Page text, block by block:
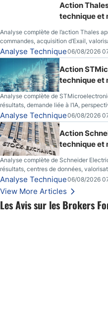
Les Avis sur les Brokers
Action
technique et
Analyse complète de l’action Thales
commandes, acquisition d’Exail,
Analyse Technique06/08/2026
Action
technique et
Analyse complète de
résultats, demande liée à l’IA,
Analyse Technique06/08/2026
Action
technique et
Analyse complète de Schneider
résultats, centres de données,
Analyse Technique06/08/2026
View More Articles